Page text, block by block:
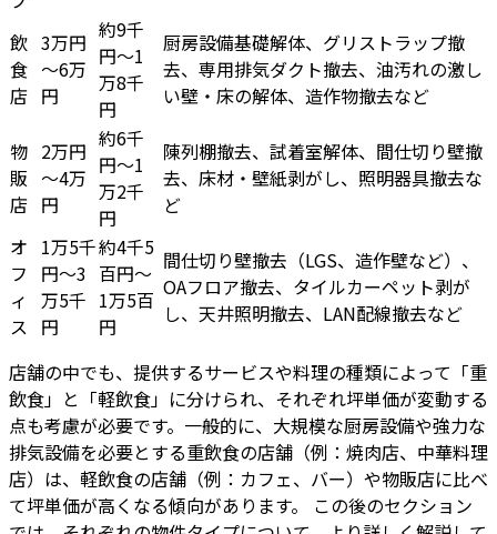
飲
食
店
3万円
～6万
円
約9千
円～1
万8千
円
厨房設備基礎解体、グリストラップ撤
去、専用排気ダクト撤去、油汚れの激し
い壁・床の解体、造作物撤去など
物
販
店
2万円
～4万
円
約6千
円～1
万2千
円
陳列棚撤去、試着室解体、間仕切り壁撤
去、床材・壁紙剥がし、照明器具撤去な
ど
オ
フ
ィ
ス
1万5千
円～3
万5千
円
約4千5
百円～
1万5百
円
間仕切り壁撤去（LGS、造作壁など）、
OAフロア撤去、タイルカーペット剥が
し、天井照明撤去、LAN配線撤去など
店舗の中でも、提供するサービスや料理の種類によって「重
飲食」と「軽飲食」に分けられ、それぞれ坪単価が変動する
点も考慮が必要です。一般的に、大規模な厨房設備や強力な
排気設備を必要とする重飲食の店舗（例：焼肉店、中華料理
店）は、軽飲食の店舗（例：カフェ、バー）や物販店に比べ
て坪単価が高くなる傾向があります。 この後のセクション